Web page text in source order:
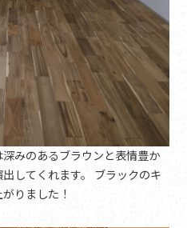
みのあるブラウンと表情豊か
してくれます。 ブラックのキ
りました！